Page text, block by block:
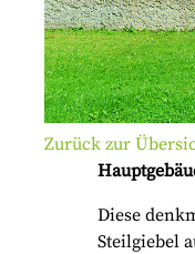
Zurück zur
Diese
Steilgiebel